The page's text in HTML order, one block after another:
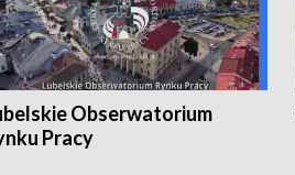
Obserwatorium
Pracy